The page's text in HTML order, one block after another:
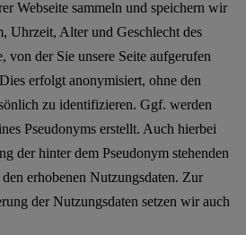
Webseite sammeln und speichern wir
Uhrzeit, Alter und Geschlecht des
von der Sie unsere Seite aufgerufen
erfolgt anonymisiert, ohne den
zu identifizieren. Ggf. werden
Pseudonyms erstellt. Auch hierbei
der hinter dem Pseudonym stehenden
erhobenen Nutzungsdaten. Zur
der Nutzungsdaten setzen wir auch